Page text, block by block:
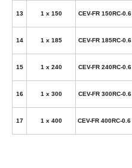
13 1 x 150 CEV-FR 150RC-0.6
14 1 x 185 CEV-FR 185RC-0.6
15 1 x 240 CEV-FR 240RC-0.6
16 1 x 300 CEV-FR 300RC-0.6
17 1 x 400 CEV-FR 400RC-0.6